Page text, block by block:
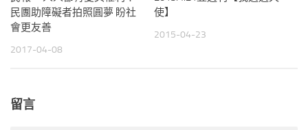
民團助障礙者拍照圓夢 盼社
會更友善
2017-04-08
使】
2015-04-23
留言